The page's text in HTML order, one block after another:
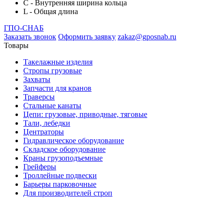
C - Внутренняя ширина кольца
L - Общая длина
ГПО-СНАБ
Заказать звонок Оформить заявку zakaz@gposnab.ru
Товары
Такелажные изделия
Стропы грузовые
Захваты
Запчасти для кранов
Траверсы
Стальные канаты
Цепи: грузовые, приводные, тяговые
Тали, лебедки
Центраторы
Гидравлическое оборудование
Складское оборудование
Краны грузоподъемные
Грейферы
Троллейные подвески
Барьеры парковочные
Для производителей строп